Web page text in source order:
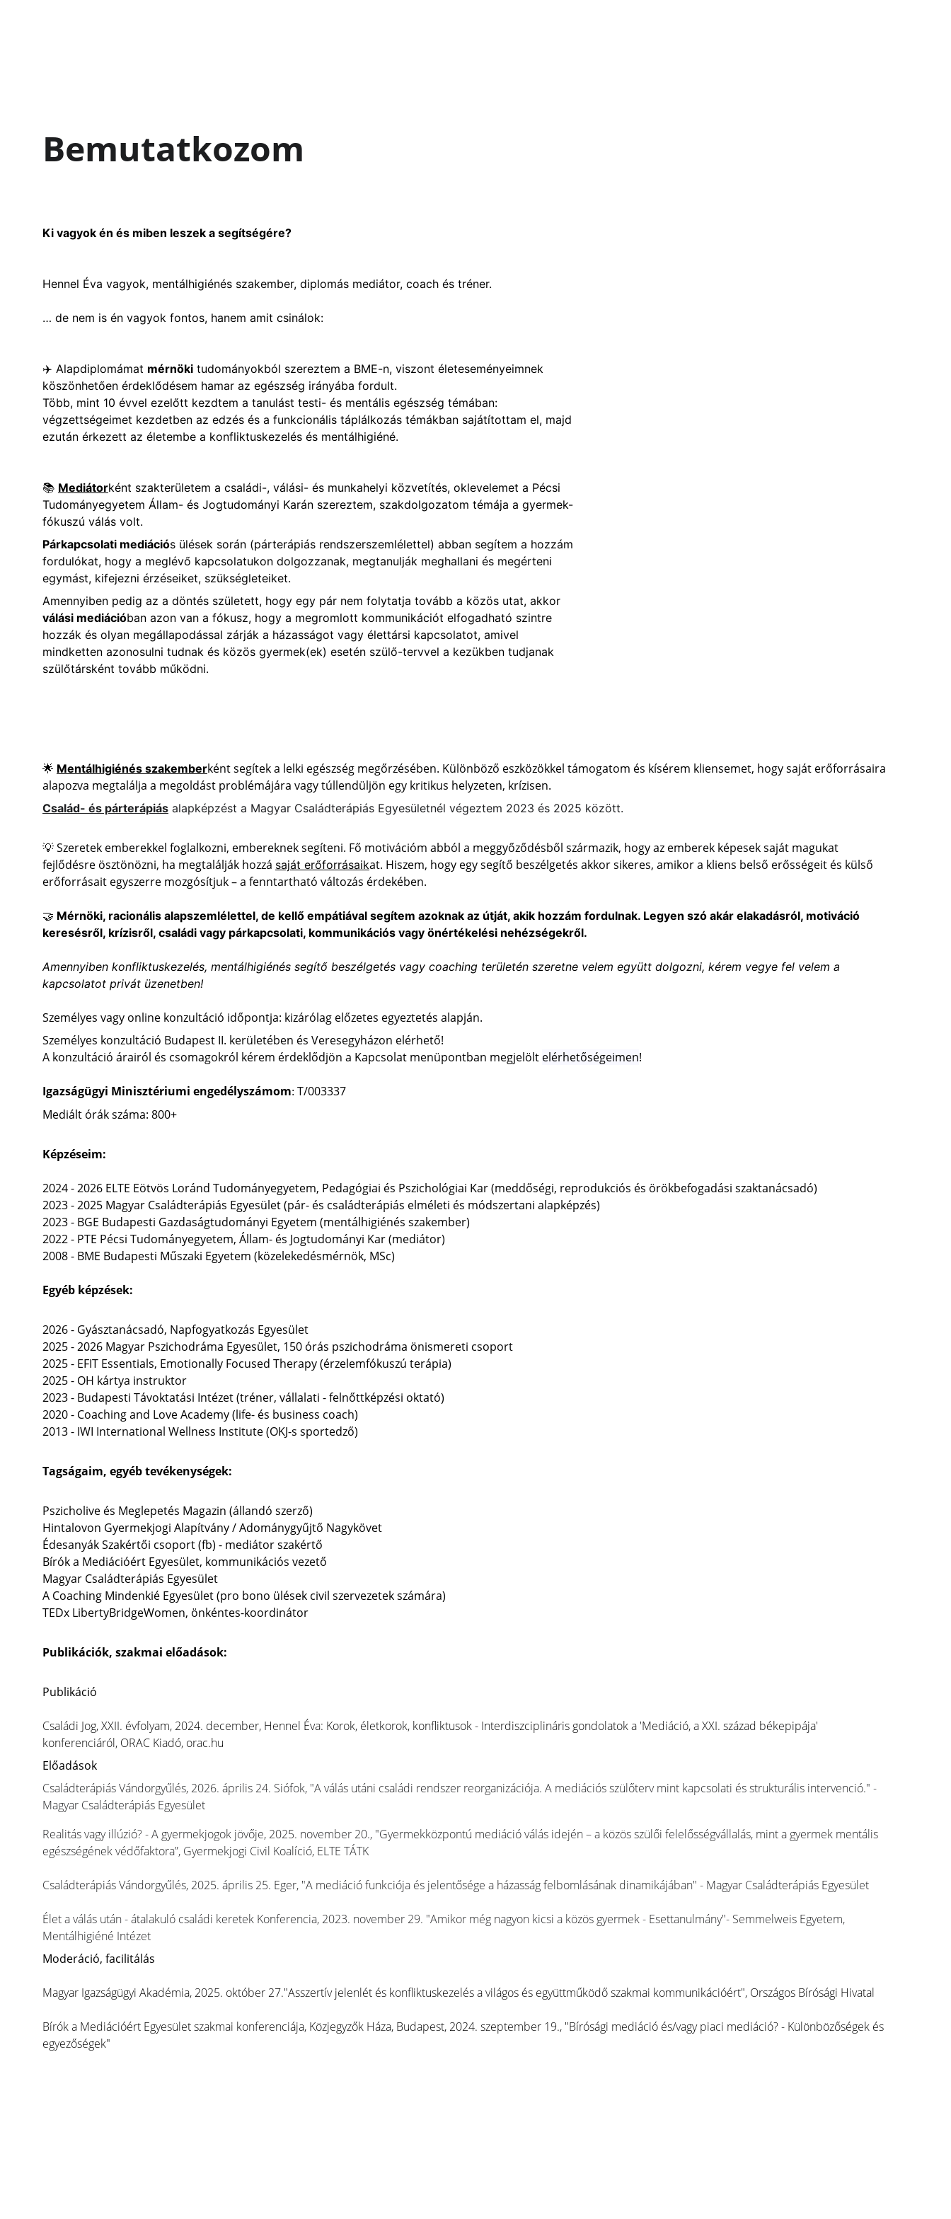
Bemutatkozom
Ki vagyok én és miben leszek a segítségére?
Hennel Éva vagyok, mentálhigiénés szakember, diplomás mediátor, coach és tréner.
… de nem is én vagyok fontos, hanem amit csinálok:
✈️ Alapdiplomámat mérnöki tudományokból szereztem a BME-n, viszont életeseményeimnek
köszönhetően érdeklődésem hamar az egészség irányába fordult.
Több, mint 10 évvel ezelőtt kezdtem a tanulást testi- és mentális egészség témában:
végzettségeimet kezdetben az edzés és a funkcionális táplálkozás témákban sajátítottam el, majd
ezután érkezett az életembe a konfliktuskezelés és mentálhigiéné.
📚 Mediátorként szakterületem a családi-, válási- és munkahelyi közvetítés, oklevelemet a Pécsi
Tudományegyetem Állam- és Jogtudományi Karán szereztem, szakdolgozatom témája a gyermek-
fókuszú válás volt.
Párkapcsolati mediációs ülések során (párterápiás rendszerszemlélettel) abban segítem a hozzám
fordulókat, hogy a meglévő kapcsolatukon dolgozzanak, megtanulják meghallani és megérteni
egymást, kifejezni érzéseiket, szükségleteiket.
Amennyiben pedig az a döntés született, hogy egy pár nem folytatja tovább a közös utat, akkor
válási mediációban azon van a fókusz, hogy a megromlott kommunikációt elfogadható szintre
hozzák és olyan megállapodással zárják a házasságot vagy élettársi kapcsolatot, amivel
mindketten azonosulni tudnak és közös gyermek(ek) esetén szülő-tervvel a kezükben tudjanak
szülőtársként tovább működni.
🌟 Mentálhigiénés szakemberként segítek a lelki egészség megőrzésében. Különböző eszközökkel támogatom és kísérem kliensemet, hogy saját erőforrásaira
alapozva megtalálja a megoldást problémájára vagy túllendüljön egy kritikus helyzeten, krízisen.
Család- és párterápiás alapképzést a Magyar Családterápiás Egyesületnél végeztem 2023 és 2025 között.
💡 Szeretek emberekkel foglalkozni, embereknek segíteni. Fő motivációm abból a meggyőződésből származik, hogy az emberek képesek saját magukat
fejlődésre ösztönözni, ha megtalálják hozzá saját erőforrásaikat. Hiszem, hogy egy segítő beszélgetés akkor sikeres, amikor a kliens belső erősségeit és külső
erőforrásait egyszerre mozgósítjuk – a fenntartható változás érdekében.
🤝 Mérnöki, racionális alapszemlélettel, de kellő empátiával segítem azoknak az útját, akik hozzám fordulnak. Legyen szó akár elakadásról, motiváció
keresésről, krízisről, családi vagy párkapcsolati, kommunikációs vagy önértékelési nehézségekről.
Amennyiben konfliktuskezelés, mentálhigiénés segítő beszélgetés vagy coaching területén szeretne velem együtt dolgozni, kérem vegye fel velem a
kapcsolatot privát üzenetben!
Személyes vagy online konzultáció időpontja: kizárólag előzetes egyeztetés alapján.
Személyes konzultáció Budapest II. kerületében és Veresegyházon elérhető!
A konzultáció árairól és csomagokról kérem érdeklődjön a Kapcsolat menüpontban megjelölt elérhetőségeimen!
Igazságügyi Minisztériumi engedélyszámom: T/003337
Mediált órák száma: 800+
Képzéseim:
2024 - 2026 ELTE Eötvös Loránd Tudományegyetem, Pedagógiai és Pszichológiai Kar (meddőségi, reprodukciós és örökbefogadási szaktanácsadó)
2023 - 2025 Magyar Családterápiás Egyesület (pár- és családterápiás elméleti és módszertani alapképzés)
2023 - BGE Budapesti Gazdaságtudományi Egyetem (mentálhigiénés szakember)
2022 - PTE Pécsi Tudományegyetem, Állam- és Jogtudományi Kar (mediátor)
2008 - BME Budapesti Műszaki Egyetem (közelekedésmérnök, MSc)
Egyéb képzések:
2026 - Gyásztanácsadó, Napfogyatkozás Egyesület
2025 - 2026 Magyar Pszichodráma Egyesület, 150 órás pszichodráma önismereti csoport
2025 - EFIT Essentials, Emotionally Focused Therapy (érzelemfókuszú terápia)
2025 - OH kártya instruktor
2023 - Budapesti Távoktatási Intézet (tréner, vállalati - felnőttképzési oktató)
2020 - Coaching and Love Academy (life- és business coach)
2013 - IWI International Wellness Institute (OKJ-s sportedző)
Tagságaim, egyéb tevékenységek:
Pszicholive és Meglepetés Magazin (állandó szerző)
Hintalovon Gyermekjogi Alapítvány / Adománygyűjtő Nagykövet
Édesanyák Szakértői csoport (fb) - mediátor szakértő
Bírók a Mediációért Egyesület, kommunikációs vezető
Magyar Családterápiás Egyesület
A Coaching Mindenkié Egyesület (pro bono ülések civil szervezetek számára)
TEDx LibertyBridgeWomen, önkéntes-koordinátor
Publikációk, szakmai előadások:
Publikáció
Családi Jog, XXII. évfolyam, 2024. december, Hennel Éva: Korok, életkorok, konfliktusok - Interdiszciplináris gondolatok a 'Mediáció, a XXI. század békepipája'
konferenciáról, ORAC Kiadó, orac.hu
Előadások
Családterápiás Vándorgyűlés, 2026. április 24. Siófok, "A válás utáni családi rendszer reorganizációja. A mediációs szülőterv mint kapcsolati és strukturális intervenció." -
Magyar Családterápiás Egyesület
Realitás vagy illúzió? - A gyermekjogok jövője, 2025. november 20., "Gyermekközpontú mediáció válás idején – a közös szülői felelősségvállalás, mint a gyermek mentális
egészségének védőfaktora”, Gyermekjogi Civil Koalíció, ELTE TÁTK
Családterápiás Vándorgyűlés, 2025. április 25. Eger, "A mediáció funkciója és jelentősége a házasság felbomlásának dinamikájában" - Magyar Családterápiás Egyesület
Élet a válás után - átalakuló családi keretek Konferencia, 2023. november 29. "Amikor még nagyon kicsi a közös gyermek - Esettanulmány"- Semmelweis Egyetem,
Mentálhigiéné Intézet
Moderáció, facilitálás
Magyar Igazságügyi Akadémia, 2025. október 27."Asszertív jelenlét és konfliktuskezelés a világos és együttműködő szakmai kommunikációért", Országos Bírósági Hivatal
Bírók a Mediációért Egyesület szakmai konferenciája, Közjegyzők Háza, Budapest, 2024. szeptember 19., "Bírósági mediáció és/vagy piaci mediáció? - Különbözőségek és
egyezőségek"